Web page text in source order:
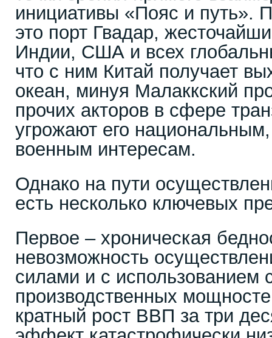
инициативы «Пояс и путь».
это порт Гвадар,
Индии, США и всех
что с ним Китай получает
океан, минуя Малаккский
прочих акторов в сфере
угрожают его
военным интересам.
Однако на пути
есть несколько ключевых
Первое – хроническая
невозможность
силами и с использованием
производственных
кратный рост ВВП за три